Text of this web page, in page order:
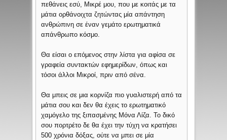
πεθάνεις εσύ, Μικρέ μου, που με κοιτάς με τα
μάτια ορθάνοιχτα ζητώντας μία απάντηση
ανθρώπινη σε έναν γεμάτο ερωτηματικά
απάνθρωπο κόσμο.
Θα είσαι ο επόμενος στην λίστα για αφίσα σε
γραφεία συντακτών εφημερίδων, όπως και
τόσοι άλλοι Μικροί, πριν από σένα.
Θα μπεις σε μια κορνίζα πιο γυαλιστερή από τα
μάτια σου και δεν θα έχεις το ερωτηματικό
χαμόγελο της ξιπασμένης Μόνα Λίζα. Το δικό
σου πορτρέτο δε θα έχει την τύχη να κρατήσει
500 χρόνια δόξας, ούτε να μπει σε μία